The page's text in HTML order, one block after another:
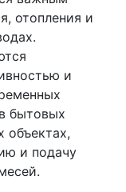
отопления и
и
бытовых
объектах,
и подачу